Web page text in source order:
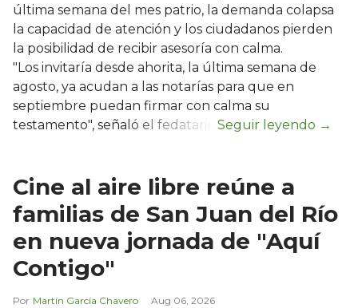
última semana del mes patrio, la demanda colapsa
la capacidad de atención y los ciudadanos pierden
la posibilidad de recibir asesoría con calma.
"Los invitaría desde ahorita, la última semana de
agosto, ya acudan a las notarías para que en
septiembre puedan firmar con calma su
testamento", señaló el fedatario.
Cine al aire libre reúne a
familias de San Juan del Río
en nueva jornada de "Aquí
Contigo"
Martín García Chavero Aug 06, 2026